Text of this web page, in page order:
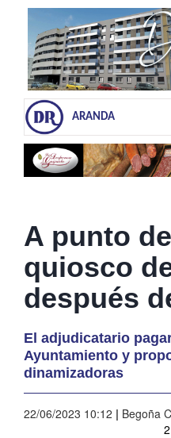
ARANDA
A punto
quiosco
después
El adjudicatario
Ayuntamiento y
dinamizadoras
22/06/2023 10:12 | Begoña